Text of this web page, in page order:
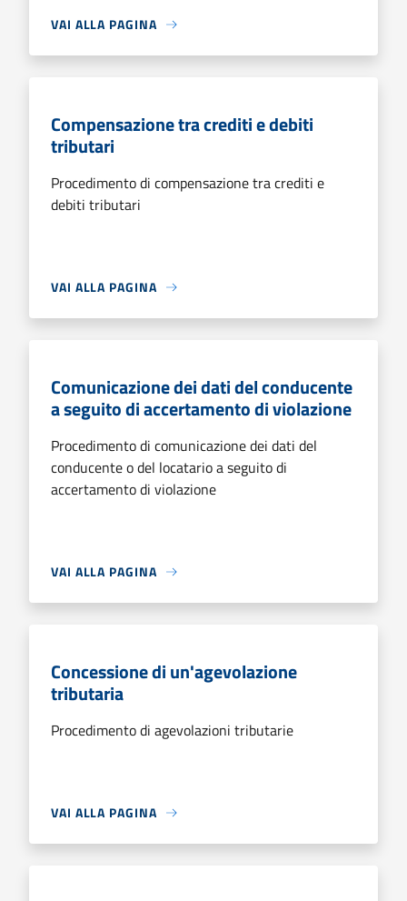
VAI ALLA PAGINA
Compensazione tra crediti e debiti
tributari
Procedimento di compensazione tra crediti e
debiti tributari
VAI ALLA PAGINA
Comunicazione dei dati del conducente
a seguito di accertamento di violazione
Procedimento di comunicazione dei dati del
conducente o del locatario a seguito di
accertamento di violazione
VAI ALLA PAGINA
Concessione di un'agevolazione
tributaria
Procedimento di agevolazioni tributarie
VAI ALLA PAGINA